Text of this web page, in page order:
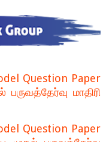
Question Paper
மாதிரி
Question Paper